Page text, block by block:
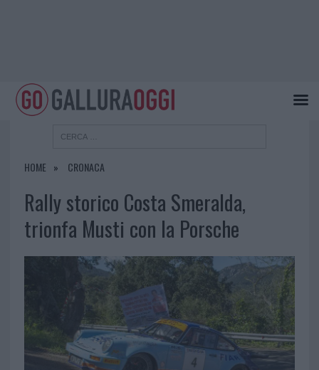
HOME CRONACA
Rally storico Costa Smeralda,
trionfa Musti con la Porsche